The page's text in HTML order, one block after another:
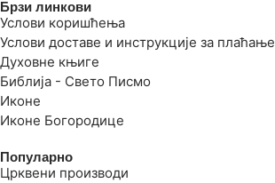
Брзи линкови
Услови коришћења
Услови доставе и инструкције за плаћање
Духовне књиге
Библија - Свето Писмо
Иконе
Иконе Богородице
Популарно
Црквени производи